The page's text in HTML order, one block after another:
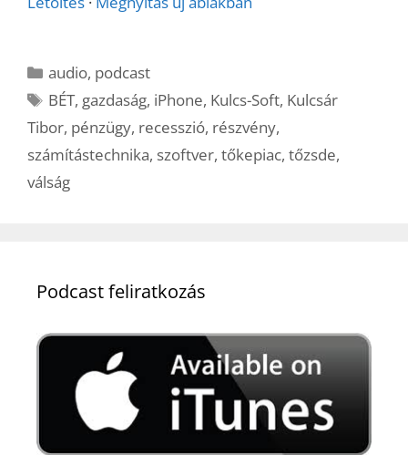
Kategória
audio, podcast
Címkék
BÉT, gazdaság, iPhone, Kulcs-Soft, Kulcsár
Tibor, pénzügy, recesszió, részvény,
számítástechnika, szoftver, tőkepiac, tőzsde,
válság
Podcast feliratkozás